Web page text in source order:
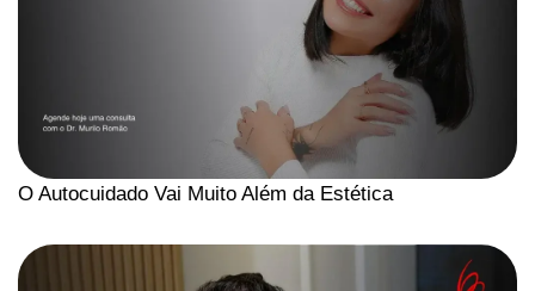
O Autocuidado Vai Muito Além da Estética